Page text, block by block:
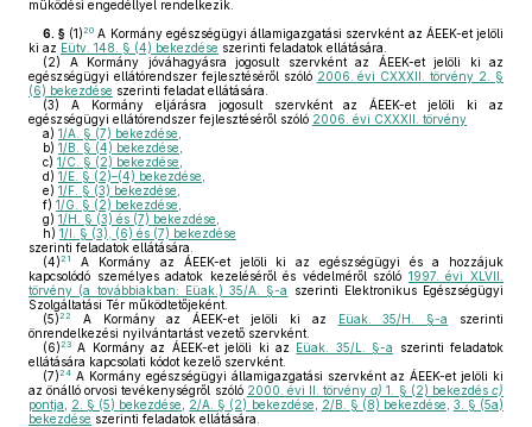
működési engedéllyel rendelkezik.
6. § (1)20 A Kormány egészségügyi államigazgatási szervként az ÁEEK-et jelöli
ki az Eütv. 148. § (4) bekezdése szerinti feladatok ellátására.
(2) A Kormány jóváhagyásra jogosult szervként az ÁEEK-et jelöli ki az
egészségügyi ellátórendszer fejlesztéséről szóló 2006. évi CXXXII. törvény 2. §
(6) bekezdése szerinti feladat ellátására.
(3) A Kormány eljárásra jogosult szervként az ÁEEK-et jelöli ki az
egészségügyi ellátórendszer fejlesztéséről szóló 2006. évi CXXXII. törvény
a) 1/A. § (7) bekezdése
b) 1/B. § (4) bekezdése
c) 1/C. § (2) bekezdése
d) 1/E. § (2)–(4) bekezdése
e) 1/F. § (3) bekezdése
f) 1/G. § (2) bekezdése
g) 1/H. § (3) és (7) bekezdése
h) 1/I. § (3), (6) és (7) bekezdése
szerinti feladatok ellátására.
(4)21
A Kormány az ÁEEK-et jelöli ki az egészségügyi és a hozzájuk
kapcsolódó személyes adatok kezeléséről és védelméről szóló 1997. évi XLVII.
törvény (a továbbiakban: Eüak.) 35/A. §-a
szerinti Elektronikus Egészségügyi
Szolgáltatási Tér működtetőjeként.
(5)22 A Kormány az ÁEEK-et jelöli ki az Eüak. 35/H. §-a szerinti
önrendelkezési nyilvántartást vezető szervként.
(6)23 A Kormány az ÁEEK-et jelöli ki az Eüak. 35/L. §-a szerinti feladatok
ellátására kapcsolati kódot kezelő szervként.
(7)24 A Kormány egészségügyi államigazgatási szervként az ÁEEK-et jelöli ki
az önálló orvosi tevékenységről szóló 2000. évi II. törvénya) 1. § (2) bekezdésc)
pontja
2. § (5) bekezdése 2/A. § (2) bekezdése 2/B. § (8) bekezdése 3. § (5a)
bekezdése szerinti feladatok ellátására.